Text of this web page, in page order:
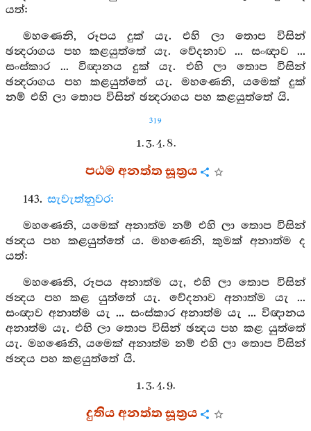
යත්:
මහණෙනි, රූපය දුක් යැ. එහි ලා තොප විසින්
ඡන්‍දරාගය පහ කළයුත්තේ යැ. වේදනාව ... සංඥාව ...
සංස්කාර ... විඥානය දුක් යැ. එහි ලා තොප විසින්
ඡන්‍දරාගය පහ කළයුත්තේ යැ. මහණෙනි, යමෙක් දුක්
නම් එහි ලා තොප විසින් ඡන්‍දරාගය පහ කළයුත්තේ යි.
319
1. 3. 4. 8.
පඨම අනත්ත සූත්‍රය
143. සැවැත්නුවර:
මහණෙනි, යමෙක් අනාත්ම නම් එහි ලා තොප විසින්
ඡන්‍දය පහ කළයුත්තේ ය. මහණෙනි, කුමක් අනාත්ම ද
යත්:
මහණෙනි, රූපය අනාත්ම යැ, එහි ලා තොප විසින්
ඡන්‍දය පහ කළ යුත්තේ යැ. වේදනාව අනාත්ම යැ ...
සංඥාව අනාත්ම යැ ... සංස්කාර අනාත්ම යැ ... විඥානය
අනාත්ම යැ. එහි ලා තොප විසින් ඡන්‍දය පහ කළ යුත්තේ
යැ. මහණෙනි, යමෙක් අනාත්ම නම් එහි ලා තොප විසින්
ඡන්‍දය පහ කළයුත්තේ යි.
1. 3. 4. 9.
දුතිය අනත්ත සූත්‍රය